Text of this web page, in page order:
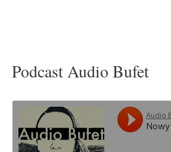
Podcast Audio Bufet